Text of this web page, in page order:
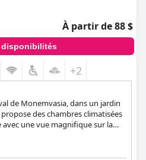
À partir de 88 $
disponibilités
+2
de Monemvasia, dans un jardin
des chambres climatisées
une vue magnifique sur la